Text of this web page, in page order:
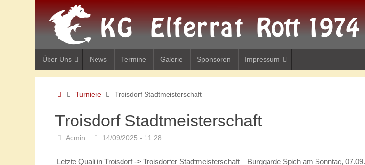
Inhalt
Über Uns News Termine Galerie Sponsoren Impressum
StartTurniere Troisdorf Stadtmeisterschaft
Troisdorf Stadtmeisterschaft
Admin 14/09/2025 - 11:28
Letzte Quali in Troisdorf -> Troisdorfer Stadtmeisterschaft – Burggarde Spich am Sonntag, 07.09.